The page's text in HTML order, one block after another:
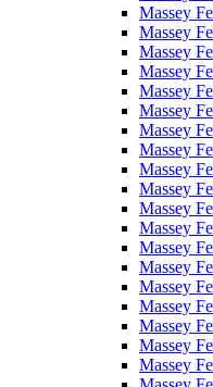
Massey
Massey
Massey
Massey
Massey
Massey
Massey
Massey
Massey
Massey
Massey
Massey
Massey
Massey
Massey
Massey
Massey
Massey
Massey